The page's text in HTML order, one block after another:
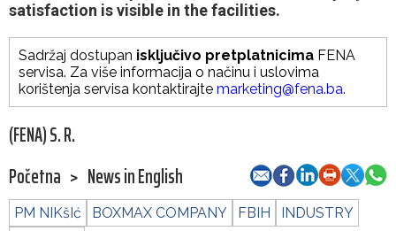
satisfaction is visible in the facilities.
Sadržaj dostupan isključivo pretplatnicima FENA
servisa. Za više informacija o načinu i uslovima
korištenja servisa kontaktirajte marketing@fena.ba.
(FENA) S. R.
Početna > News in English
PM NIKšIć BOXMAX COMPANY FBIH
INDUSTRY